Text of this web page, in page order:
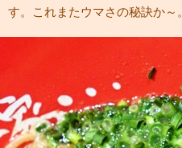
す。これまたウマさの秘訣か～。